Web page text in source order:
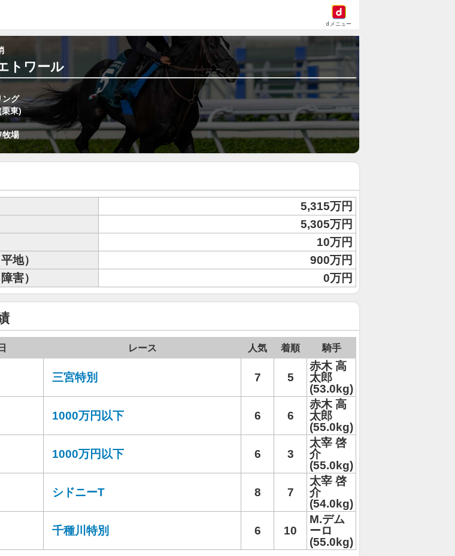
dメニュー
トワール
ング
栗東)
牧場
5,315万円
5,305万円
10万円
地）
900万円
害）
0万円
レース 人気 着順 騎手
三宮特別 7 5
赤木 高
太郎
(53.0kg)
1000万円以下 6 6
赤木 高
太郎
(55.0kg)
1000万円以下 6 3
太宰 啓
介
(55.0kg)
シドニーT 8 7
太宰 啓
介
(54.0kg)
千種川特別 6 10
M.デム
ーロ
(55.0kg)